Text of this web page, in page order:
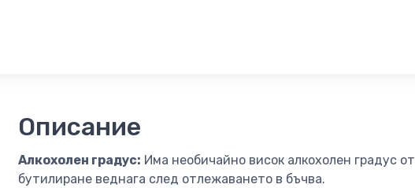
Описание
Алкохолен градус: Има необичайно висок алкохолен градус от
бутилиране веднага след отлежаването в бъчва.